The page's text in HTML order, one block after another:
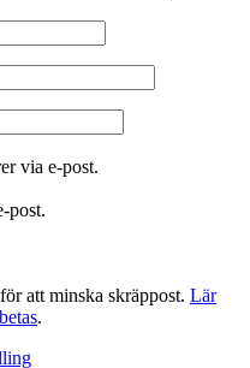
via e-post.
post.
att minska skräppost. Lär
.